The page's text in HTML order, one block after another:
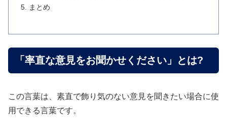
まとめ
「率直な意見をお聞かせください」とは?
この言葉は、素直で飾り気のない意見を聞きたい場合に使
用できる言葉です。